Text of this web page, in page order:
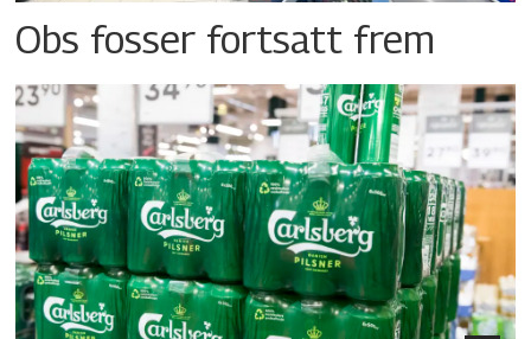
Obs fosser fortsatt frem